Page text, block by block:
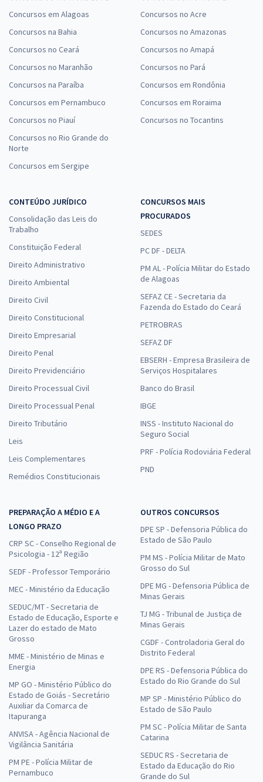
Concursos em Alagoas
Concursos na Bahia
Concursos no Ceará
Concursos no Maranhão
Concursos na Paraíba
Concursos em Pernambuco
Concursos no Piauí
Concursos no Rio Grande do
Norte
Concursos em Sergipe
Concursos no Acre
Concursos no Amazonas
Concursos no Amapá
Concursos no Pará
Concursos em Rondônia
Concursos em Roraima
Concursos no Tocantins
CONTEÚDO JURÍDICO
Consolidação das Leis do
Trabalho
Constituição Federal
Direito Administrativo
Direito Ambiental
Direito Civil
Direito Constitucional
Direito Empresarial
Direito Penal
Direito Previdenciário
Direito Processual Civil
Direito Processual Penal
Direito Tributário
Leis
Leis Complementares
Remédios Constitucionais
CONCURSOS MAIS
PROCURADOS
SEDES
PC DF - DELTA
PM AL - Polícia Militar do Estado
de Alagoas
SEFAZ CE - Secretaria da
Fazenda do Estado do Ceará
PETROBRAS
SEFAZ DF
EBSERH - Empresa Brasileira de
Serviços Hospitalares
Banco do Brasil
IBGE
INSS - Instituto Nacional do
Seguro Social
PRF - Polícia Rodoviária Federal
PND
PREPARAÇÃO A MÉDIO E A
LONGO PRAZO
CRP SC - Conselho Regional de
Psicologia - 12ª Região
SEDF - Professor Temporário
MEC - Ministério da Educação
SEDUC/MT - Secretaria de
Estado de Educação, Esporte e
Lazer do estado de Mato
Grosso
MME - Ministério de Minas e
Energia
MP GO - Ministério Público do
Estado de Goiás - Secretário
Auxiliar da Comarca de
Itapuranga
ANVISA - Agência Nacional de
Vigilância Sanitária
PM PE - Polícia Militar de
Pernambuco
OUTROS CONCURSOS
DPE SP - Defensoria Pública do
Estado de São Paulo
PM MS - Polícia Militar de Mato
Grosso do Sul
DPE MG - Defensoria Pública de
Minas Gerais
TJ MG - Tribunal de Justiça de
Minas Gerais
CGDF - Controladoria Geral do
Distrito Federal
DPE RS - Defensoria Pública do
Estado do Rio Grande do Sul
MP SP - Ministério Público do
Estado de São Paulo
PM SC - Polícia Militar de Santa
Catarina
SEDUC RS - Secretaria de
Estado da Educação do Rio
Grande do Sul